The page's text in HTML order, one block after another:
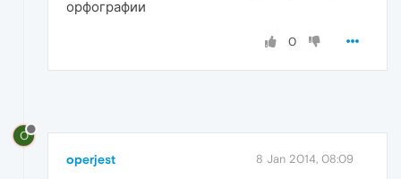
орфографии
0
O
operjest 8 Jan 2014, 08:09